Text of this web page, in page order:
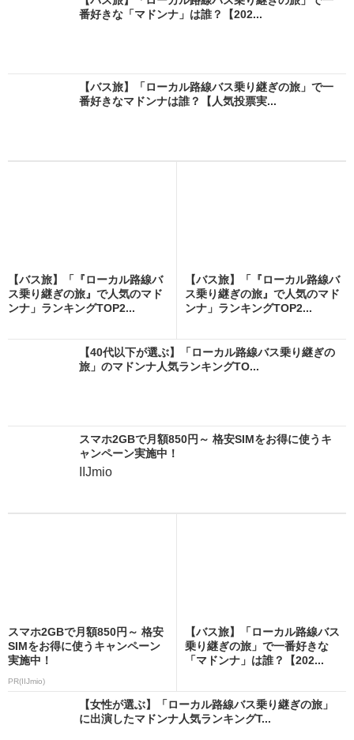
番好きな「マドンナ」は誰？【202...
【バス旅】「ローカル路線バス乗り継ぎの旅」で一
番好きなマドンナは誰？【人気投票実...
【バス旅】「『ローカル路線バ
ス乗り継ぎの旅』で人気のマド
ンナ」ランキングTOP2...
【バス旅】「『ローカル路線バ
ス乗り継ぎの旅』で人気のマド
ンナ」ランキングTOP2...
【40代以下が選ぶ】「ローカル路線バス乗り継ぎの
旅」のマドンナ人気ランキングTO...
スマホ2GBで月額850円～ 格安SIMをお得に使うキ
ャンペーン実施中！
IIJmio
スマホ2GBで月額850円～ 格安
SIMをお得に使うキャンペーン
実施中！
PR(IIJmio)
【バス旅】「ローカル路線バス
乗り継ぎの旅」で一番好きな
「マドンナ」は誰？【202...
【女性が選ぶ】「ローカル路線バス乗り継ぎの旅」
に出演したマドンナ人気ランキングT...